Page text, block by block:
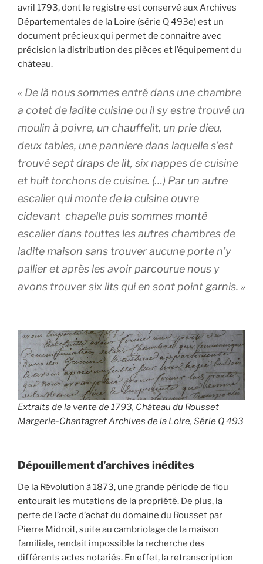
avril 1793, dont le registre est conservé aux Archives
Départementales de la Loire (série Q 493e) est un
document précieux qui permet de connaitre avec
précision la distribution des pièces et l’équipement du
château.
« De là nous sommes entré dans une chambre
a cotet de ladite cuisine ou il sy estre trouvé un
moulin à poivre, un chauffelit, un prie dieu,
deux tables, une panniere dans laquelle s’est
trouvé sept draps de lit, six nappes de cuisine
et huit torchons de cuisine. (…) Par un autre
escalier qui monte de la cuisine ouvre
cidevant chapelle puis sommes monté
escalier dans touttes les autres chambres de
ladite maison sans trouver aucune porte n’y
pallier et après les avoir parcourue nous y
avons trouver six lits qui en sont point garnis. »
Extraits de la vente de 1793, Château du Rousset
Margerie-Chantagret Archives de la Loire, Série Q 493
Dépouillement d’archives inédites
De la Révolution à 1873, une grande période de flou
entourait les mutations de la propriété. De plus, la
perte de l’acte d’achat du domaine du Rousset par
Pierre Midroit, suite au cambriolage de la maison
familiale, rendait impossible la recherche des
différents actes notariés. En effet, la retranscription